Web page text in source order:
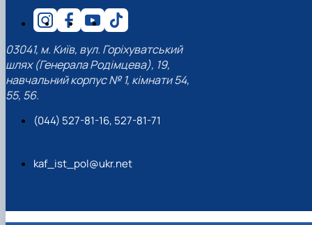
03041, м. Київ, вул. Горіхуватський
шлях (Генерала Родімцева), 19,
навчальний корпус № 1, кімнати 54,
55, 56.
(044) 527-81-16, 527-81-71
kaf_ist_pol@ukr.net